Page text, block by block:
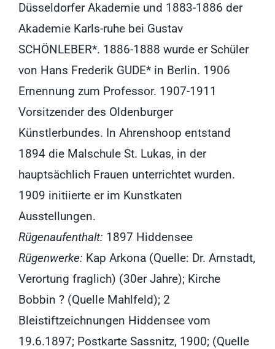
RUGIA Shop
Düsseldorfer Akademie und 1883-1886 der
Akademie Karls-ruhe bei Gustav
SCHÖNLEBER*. 1886-1888 wurde er Schüler
von Hans Frederik GUDE* in Berlin. 1906
Ernennung zum Professor. 1907-1911
Vorsitzender des Oldenburger
Künstlerbundes. In Ahrenshoop entstand
1894 die Malschule St. Lukas, in der
hauptsächlich Frauen unterrichtet wurden.
1909 initiierte er im Kunstkaten
Ausstellungen.
Rügenaufenthalt: 1897 Hiddensee
Rügenwerke: Kap Arkona (Quelle: Dr. Arnstadt,
Verortung fraglich) (30er Jahre); Kirche
Bobbin ? (Quelle Mahlfeld); 2
Bleistiftzeichnungen Hiddensee vom
19.6.1897; Postkarte Sassnitz, 1900; (Quelle